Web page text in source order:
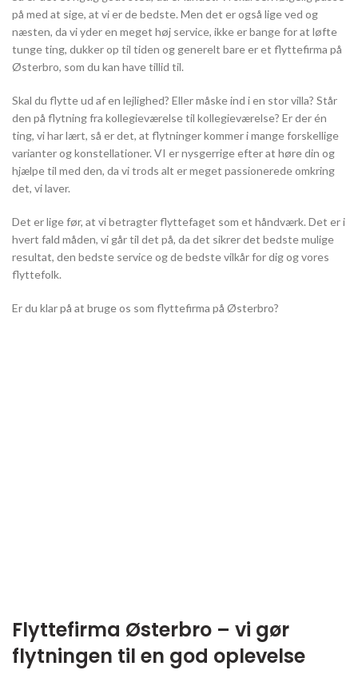
på med at sige, at vi er de bedste. Men det er også lige ved og
næsten, da vi yder en meget høj service, ikke er bange for at løfte
tunge ting, dukker op til tiden og generelt bare er et flyttefirma på
Østerbro, som du kan have tillid til.
Skal du flytte ud af en lejlighed? Eller måske ind i en stor villa? Står
den på flytning fra kollegieværelse til kollegieværelse? Er der én
ting, vi har lært, så er det, at flytninger kommer i mange forskellige
varianter og konstellationer. VI er nysgerrige efter at høre din og
hjælpe til med den, da vi trods alt er meget passionerede omkring
det, vi laver.
Det er lige før, at vi betragter flyttefaget som et håndværk. Det er i
hvert fald måden, vi går til det på, da det sikrer det bedste mulige
resultat, den bedste service og de bedste vilkår for dig og vores
flyttefolk.
Er du klar på at bruge os som flyttefirma på Østerbro?
Flyttefirma Østerbro – vi gør
flytningen til en god oplevelse